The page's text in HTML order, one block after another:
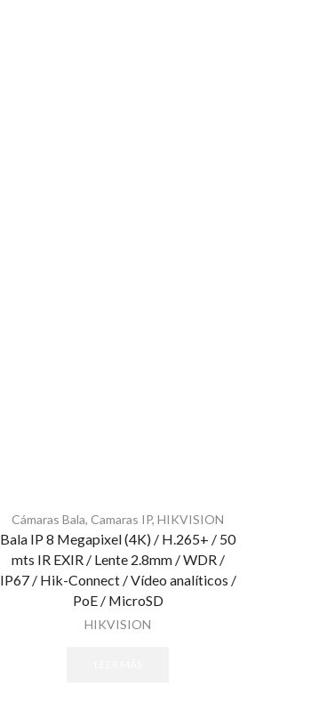
Cámaras Bala, Camaras IP, HIKVISION
Bala IP 8 Megapixel (4K) / H.265+ / 50
mts IR EXIR / Lente 2.8mm / WDR /
IP67 / Hik-Connect / Vídeo analíticos /
PoE / MicroSD
HIKVISION